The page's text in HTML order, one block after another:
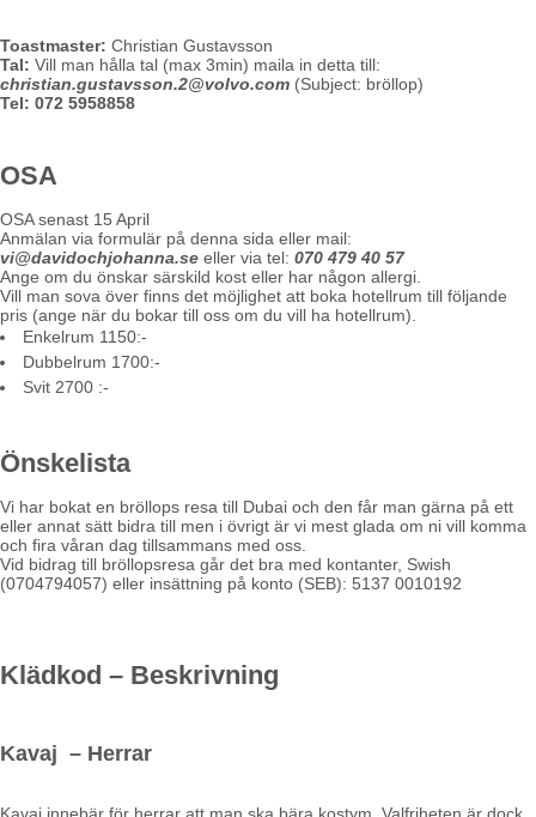
Toastmaster: Christian Gustavsson
Tal: Vill man hålla tal (max 3min) maila in detta till:
christian.gustavsson.2@volvo.com (Subject: bröllop)
Tel: 072 5958858
OSA
OSA senast 15 April
Anmälan via formulär på denna sida eller mail:
vi@davidochjohanna.se eller via tel: 070 479 40 57
Ange om du önskar särskild kost eller har någon allergi.
Vill man sova över finns det möjlighet att boka hotellrum till följande
pris (ange när du bokar till oss om du vill ha hotellrum).
Enkelrum 1150:-
Dubbelrum 1700:-
Svit 2700 :-
Önskelista
Vi har bokat en bröllops resa till Dubai och den får man gärna på ett
eller annat sätt bidra till men i övrigt är vi mest glada om ni vill komma
och fira våran dag tillsammans med oss.
Vid bidrag till bröllopsresa går det bra med kontanter, Swish
(0704794057) eller insättning på konto (SEB): 5137 0010192
Klädkod – Beskrivning
Kavaj – Herrar